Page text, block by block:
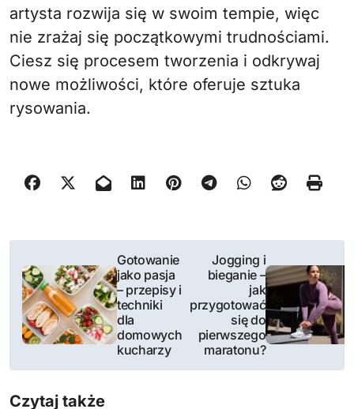
artysta rozwija się w swoim tempie, więc
nie zrażaj się początkowymi trudnościami.
Ciesz się procesem tworzenia i odkrywaj
nowe możliwości, które oferuje sztuka
rysowania.
w
Gotowanie
jako pasja
– przepisy i
techniki
dla
domowych
kucharzy
Jogging i
bieganie –
jak
przygotować
się do
pierwszego
maratonu?
Czytaj także